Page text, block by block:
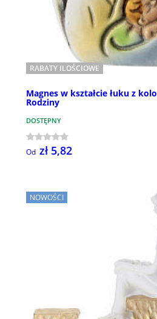
RABATY ILOŚCIOWE
Magnes w kształcie łuku z
Rodziny
DOSTĘPNY
Od zł 5,82
NOWOŚCI